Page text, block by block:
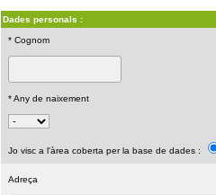
Dades personals :
* Cognom
* Any de naixement
Jo visc a l'àrea coberta per la base de dades :
Adreça